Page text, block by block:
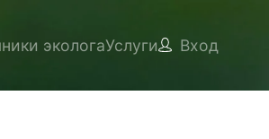
экологаУслуги Вход